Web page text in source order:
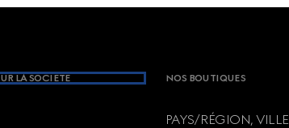
LA SOCIETE NOS BOUTIQUES
PAYS/RÉGION, VILLE